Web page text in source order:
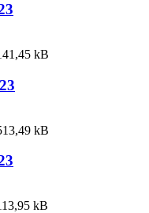
kB
kB
kB